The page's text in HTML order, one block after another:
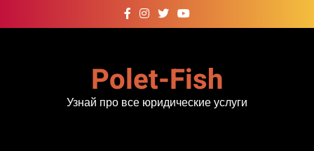
к
Polet-Fish
Узнай про все юридические услуги